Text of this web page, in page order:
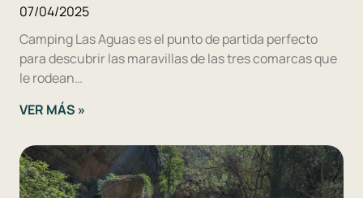
07/04/2025
Camping Las Aguas es el punto de partida perfecto
para descubrir las maravillas de las tres comarcas que
le rodean…
VER MÁS »